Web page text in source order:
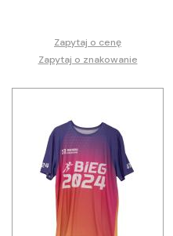
Zapytaj o cenę
Zapytaj o znakowanie